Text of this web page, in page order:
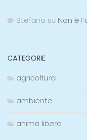
Stefano su Non è
CATEGORIE
agricoltura
ambiente
anima libera